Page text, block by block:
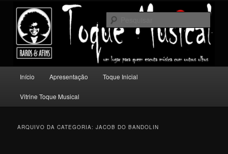
conteúdo
principal
conteúdo
secundário
Toque Musical
Um lugar para quem escuta música com outros olhos.
principal
Início Apresentação Toque Inicial
Vitrine Toque Musical
ARQUIVO DA CATEGORIA:JACOB DO BANDOLIN